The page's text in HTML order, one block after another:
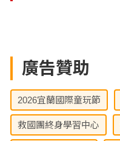
廣告贊助
2026宜蘭國際童玩節
救國團終身學習中心